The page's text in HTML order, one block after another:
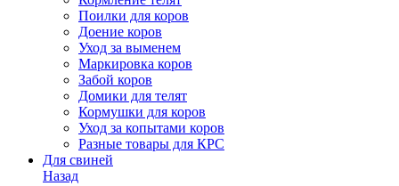
Поилки для коров
Доение коров
Уход за выменем
Маркировка коров
Забой коров
Домики для телят
Кормушки для коров
Уход за копытами коров
Разные товары для КРС
Для свиней
Назад